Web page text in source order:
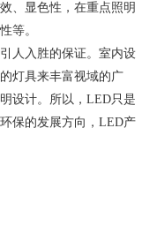
、显色性，在重点照明
等。
人入胜的保证。室内设
灯具来丰富视域的广
设计。所以，LED只是
保的发展方向，LED产